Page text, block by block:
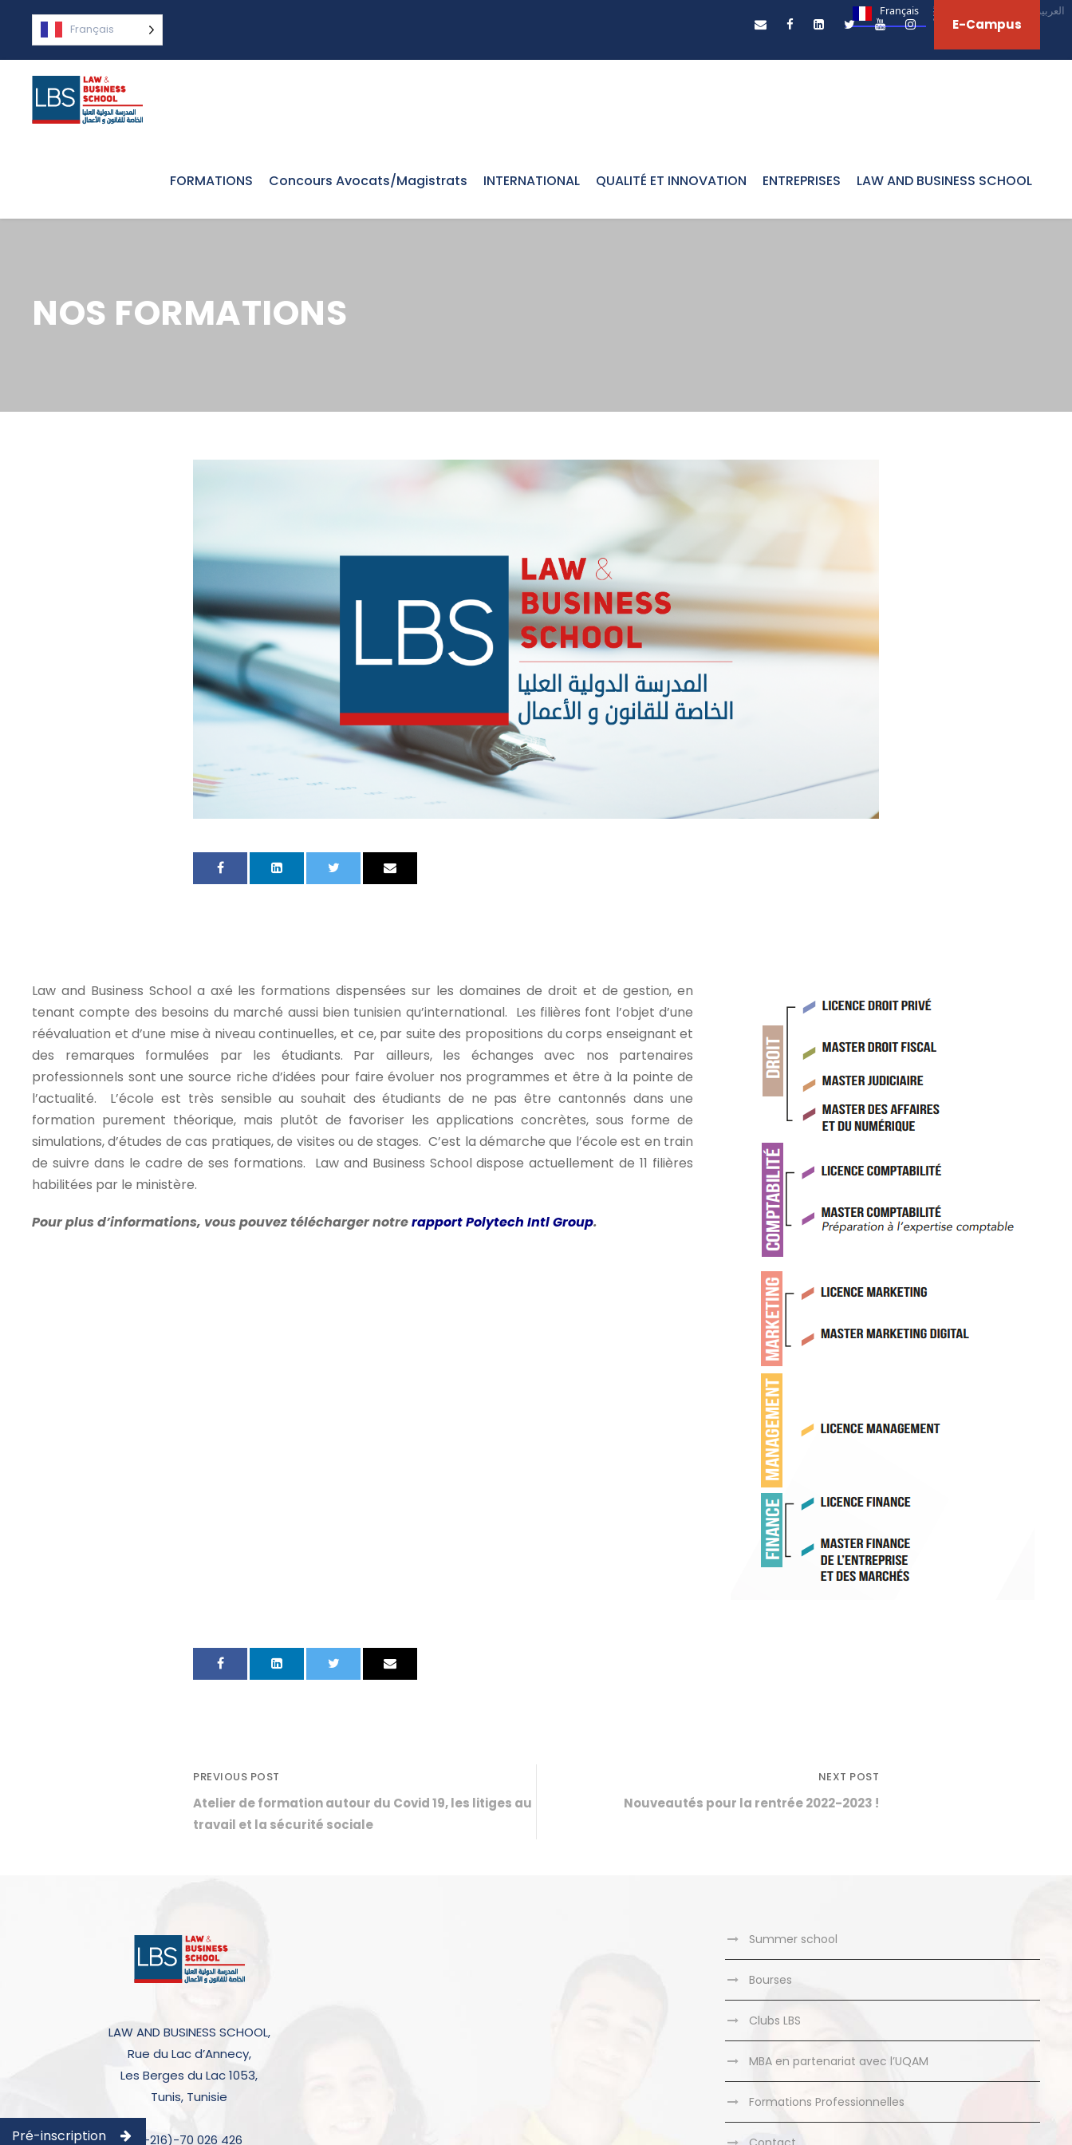
Français العربية‏
Français E-Campus
FORMATIONS Concours Avocats/Magistrats INTERNATIONAL QUALITÉ ET INNOVATION ENTREPRISES LAW AND BUSINESS SCHOOL
NOS FORMATIONS
Law and Business School a axé les formations dispensées sur les domaines de droit et de gestion, en
tenant compte des besoins du marché aussi bien tunisien qu’international. Les filières font l’objet d’une
réévaluation et d’une mise à niveau continuelles, et ce, par suite des propositions du corps enseignant et
des remarques formulées par les étudiants. Par ailleurs, les échanges avec nos partenaires
professionnels sont une source riche d’idées pour faire évoluer nos programmes et être à la pointe de
l’actualité. L’école est très sensible au souhait des étudiants de ne pas être cantonnés dans une
formation purement théorique, mais plutôt de favoriser les applications concrètes, sous forme de
simulations, d’études de cas pratiques, de visites ou de stages. C’est la démarche que l’école est en train
de suivre dans le cadre de ses formations. Law and Business School dispose actuellement de 11 filières
habilitées par le ministère.
Pour plus d’informations, vous pouvez télécharger notrerapport Polytech Intl Group.
PREVIOUS POST
Atelier de formation autour du Covid 19, les litiges au
travail et la sécurité sociale
NEXT POST
Nouveautés pour la rentrée 2022-2023 !
LAW AND BUSINESS SCHOOL,
Rue du Lac d’Annecy,
Les Berges du Lac 1053,
Tunis, Tunisie
(+216)-70 026 426
Summer school
Bourses
Clubs LBS
MBA en partenariat avec l’UQAM
Formations Professionnelles
Pré-inscription